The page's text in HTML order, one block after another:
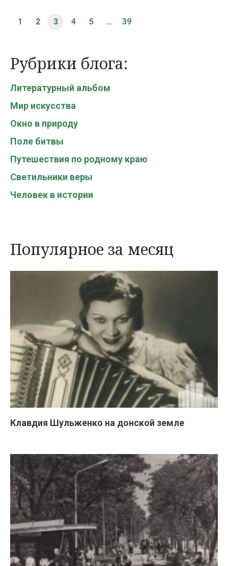
1 2 3 4 5 ... 39
Рубрики блога:
Литературный альбом
Мир искусства
Окно в природу
Поле битвы
Путешествия по родному краю
Светильники веры
Человек в истории
Популярное за месяц
Клавдия Шульженко на донской земле